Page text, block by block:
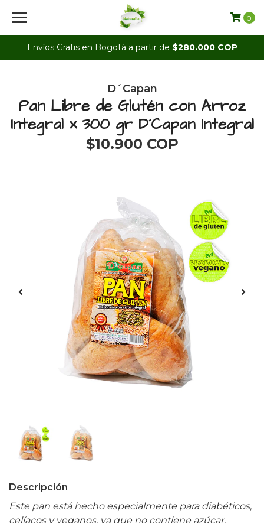
Envíos Gratis en Bogotá a partir de $280.000 COP
0
D´Capan
Pan Libre de Glutén con Arroz
Integral x 300 gr D´Capan Integral
$10.900 COP
Descripción
Este pan está hecho especialmente para diabéticos,
celíacos y veganos, ya que no contiene azúcar,